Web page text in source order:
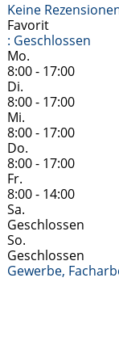
Keine
Favorit
: Geschlossen
Mo.
8:00 - 17:00
Di.
8:00 - 17:00
Mi.
8:00 - 17:00
Do.
8:00 - 17:00
Fr.
8:00 - 14:00
Sa.
Geschlossen
So.
Geschlossen
Gewerbe,